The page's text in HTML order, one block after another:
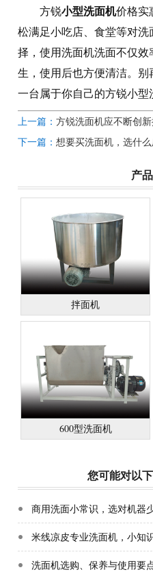
方锐小型洗面机价格实
松满足小吃店、食堂等对
择，使用洗面机洗面不仅
生，使用后也方便清洁。
一台属于你自己的方锐小型
上一篇：方锐洗面机应不断创
下一篇：想要买洗面机，选什么
产
拌面机
600型洗面机
您可能对以
商用洗面小常识，选对机器
米线凉皮专业洗面机，小知
洗面机选购、保养与使用要